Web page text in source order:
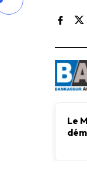
Le